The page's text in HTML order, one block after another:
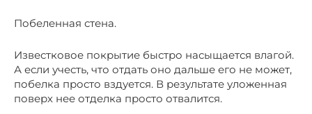
Побеленная стена.
Известковое покрытие быстро насыщается влагой.
А если учесть, что отдать оно дальше его не может,
побелка просто вздуется. В результате уложенная
поверх нее отделка просто отвалится.